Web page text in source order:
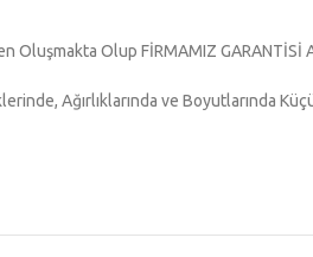
Oluşmakta Olup FİRMAMIZ GARANTİSİ
Ağırlıklarında ve Boyutlarında